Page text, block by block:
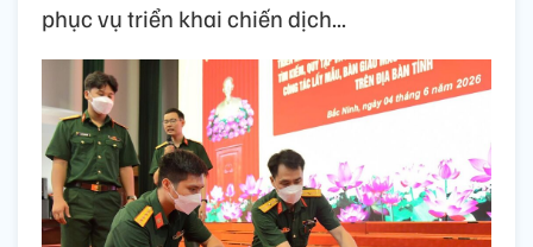
phục vụ triển khai chiến dịch...